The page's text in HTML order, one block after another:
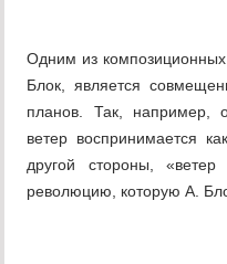
Одним из
Блок, является
планов. Так, например,
ветер воспринимается
другой стороны, «ветер
революцию, которую А.